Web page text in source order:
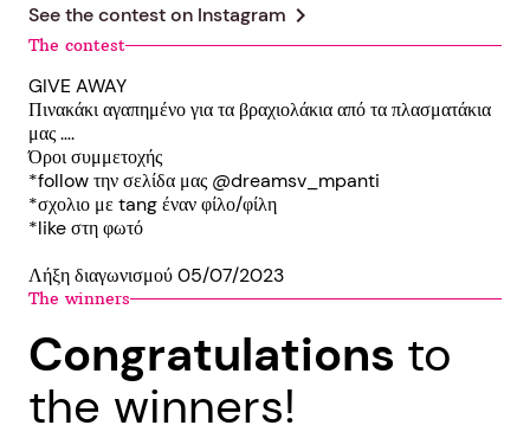
See the contest on Instagram chevron_right
The contest
GIVE AWAY
Πινακάκι αγαπημένο για τα βραχιολάκια από τα πλασματάκια
μας ….
Όροι συμμετοχής
*follow την σελίδα μας @dreamsv_mpanti
*σχολιο με tang έναν φίλο/φίλη
*like στη φωτό
Λήξη διαγωνισμού 05/07/2023
The winners
Congratulations to
the winners!